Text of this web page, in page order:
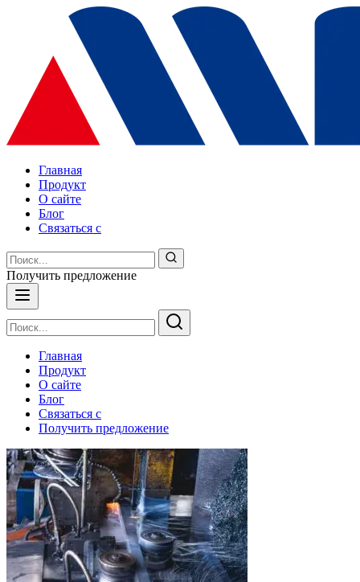
Главная
Продукт
О сайте
Блог
Связаться с
Получить предложение
Главная
Продукт
О сайте
Блог
Связаться с
Получить предложение